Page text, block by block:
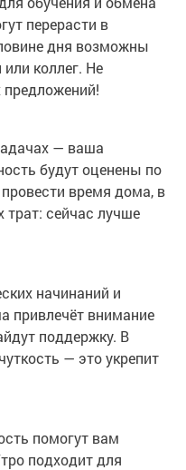
перерасти в
дня возможны
коллег. Не
предложений!
— ваша
будут оценены по
время дома, в
трат: сейчас лучше
начинаний и
привлечёт внимание
поддержку. В
— это укрепит
помогут вам
подходит для